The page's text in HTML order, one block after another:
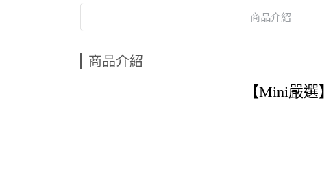
商品介紹
商品介紹
【Mini嚴選】